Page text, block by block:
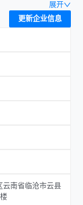
证件为准），注
展开
更新企业信息
云南省临沧市云县